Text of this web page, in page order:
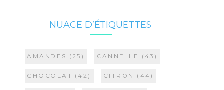
NUAGE D’ÉTIQUETTES
AMANDES (25) CANNELLE (43)
CHOCOLAT (42) CITRON (44)